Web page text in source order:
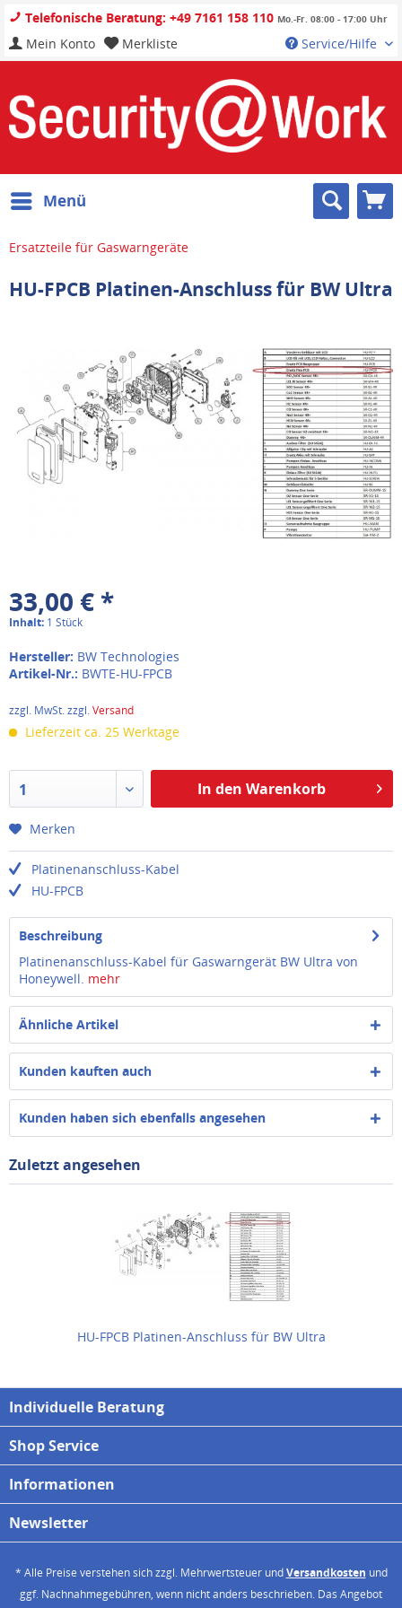
Telefonische Beratung: +49 7161 158 110 Mo.-Fr. 08:00 - 17:00 Uhr
Service/Hilfe
Mein Konto Merkliste
Menü
Ersatzteile für Gaswarngeräte
HU-FPCB Platinen-Anschluss für BW Ultra
33,00 € *
Inhalt: 1 Stück
Hersteller: BW Technologies
Artikel-Nr.: BWTE-HU-FPCB
zzgl. MwSt. zzgl.Versand
Lieferzeit ca. 25 Werktage
1 In den Warenkorb
Merken
Platinenanschluss-Kabel
HU-FPCB
Beschreibung
Platinenanschluss-Kabel für Gaswarngerät BW Ultra von
Honeywell. mehr
Ähnliche Artikel
Kunden kauften auch
Kunden haben sich ebenfalls angesehen
Zuletzt angesehen
HU-FPCB Platinen-Anschluss für BW Ultra
Individuelle Beratung
Shop Service
Informationen
Newsletter
* Alle Preise verstehen sich zzgl. Mehrwertsteuer undVersandkosten und
ggf. Nachnahmegebühren, wenn nicht anders beschrieben. Das Angebot